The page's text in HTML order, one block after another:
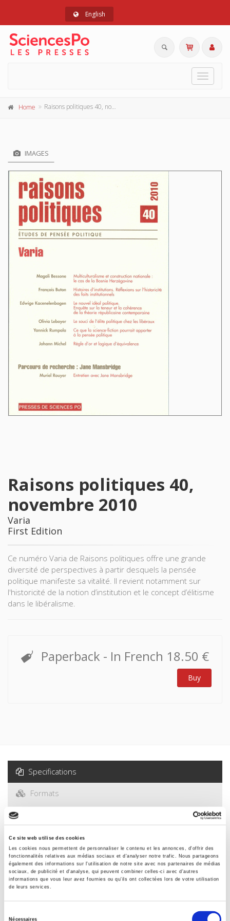
Ce site web utilise des cookies
Les cookies nous permettent de personnaliser le contenu et les annonces, d'offrir des
fonctionnalités relatives aux médias sociaux et d'analyser notre trafic. Nous partageons
également des informations sur l'utilisation de notre site avec nos partenaires de médias
sociaux, de publicité et d'analyse, qui peuvent combiner celles-ci avec d'autres
informations que vous leur avez fournies ou qu'ils ont collectées lors de votre utilisation
de leurs services.
Nécessaires
English
Toggle
Home Raisons politiques 40, novembre 2010
IMAGES
Raisons politiques 40,
novembre 2010
Varia
First Edition
Ce numéro Varia de Raisons politiques offre une grande
diversité de perspectives à partir desquels la pensée
politique manifeste sa vitalité. Il revient notamment sur
l'historicité de la notion d’institution et le concept d’élitisme
dans le libéralisme.
Paperback - In French 18.50 €
Buy
Specifications
Formats
Specifications
Publisher
Presses de Sciences Po